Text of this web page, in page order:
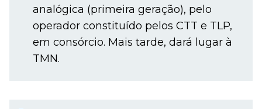
analógica (primeira geração), pelo
operador constituído pelos CTT e TLP,
em consórcio. Mais tarde, dará lugar à
TMN.